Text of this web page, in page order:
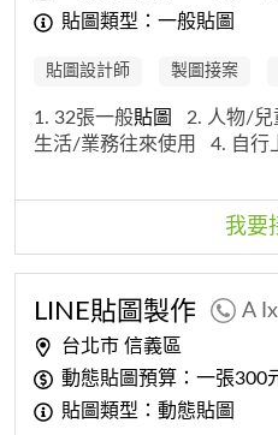
貼圖類型：一般貼圖
貼圖設計師 製圖接案
1. 32張一般貼圖 2. 人物/兒
生活/業務往來使用
4. 自行
我要
LINE貼圖 製作 A
台北市 信義區
動態貼圖預算：一張300
貼圖類型：動態貼圖